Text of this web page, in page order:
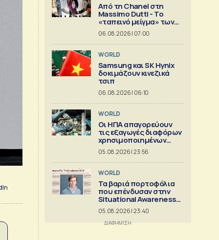
Από τη Chanel στη
Massimo Dutti - Το
«ταπεινό μείγμα» των
best seller
06.08.2026 | 07:00
WORLD
Samsung και SK Hynix
δοκιμάζουν κινεζικά
τσιπ
06.08.2026 | 06:10
WORLD
Οι ΗΠΑ απαγορεύουν
τις εξαγωγές διαφόρων
χρησιμοποιημένων
κρίσιμων ορυκτών
05.08.2026 | 23:56
WORLD
Τα βαριά πορτοφόλια
που επένδυσαν στην
Situational Awareness
πριν καταρρεύσει
05.08.2026 | 23:40